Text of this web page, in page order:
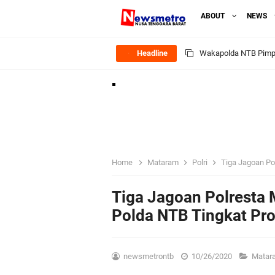
ABOUT NEWS
Headline Kapolsek Gunungsari
Ditlantas Polda NTB
Polda NTB
Jelang HUT RI ke_81
Home Mataram Polri Tiga Jagoan
Tiga Jagoan Polresta
Polda NTB Tingkat
newsmetrontb 10/26/2020